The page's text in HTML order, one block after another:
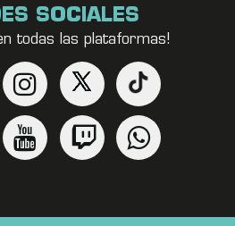
SOCIALES
todas las plataformas!